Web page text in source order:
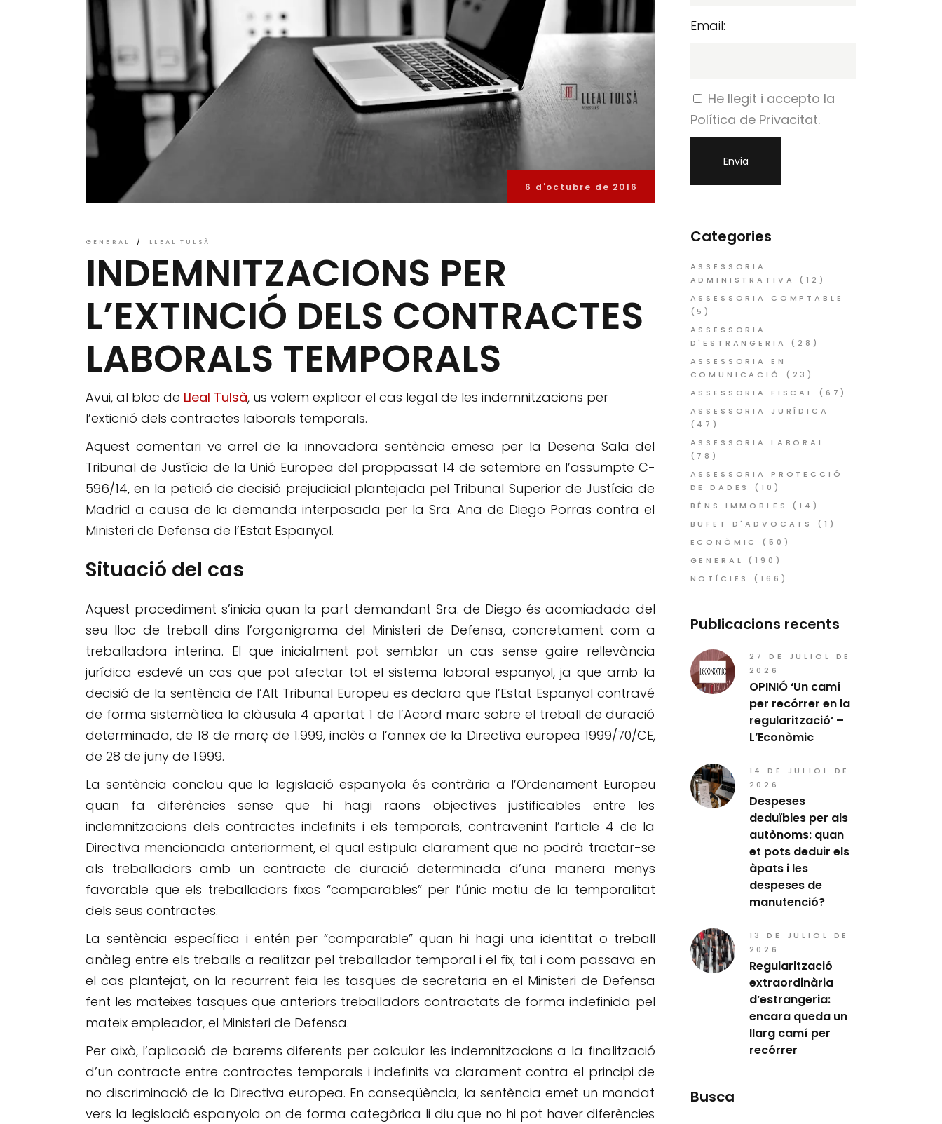
6 d'octubre de 2016
GENERAL LLEAL TULSÀ
INDEMNITZACIONS PER
L’EXTINCIÓ DELS CONTRACTES
LABORALS TEMPORALS
Avui, al bloc de Lleal Tulsà, us volem explicar el cas legal de les indemnitzacions per
l’exticnió dels contractes laborals temporals.
Aquest comentari ve arrel de la innovadora sentència emesa per la Desena Sala del
Tribunal de Justícia de la Unió Europea del proppassat 14 de setembre en l’assumpte C-
596/14, en la petició de decisió prejudicial plantejada pel Tribunal Superior de Justícia de
Madrid a causa de la demanda interposada per la Sra. Ana de Diego Porras contra el
Ministeri de Defensa de l’Estat Espanyol.
Situació del cas
Aquest procediment s’inicia quan la part demandant Sra. de Diego és acomiadada del
seu lloc de treball dins l’organigrama del Ministeri de Defensa, concretament com a
treballadora interina. El que inicialment pot semblar un cas sense gaire rellevància
jurídica esdevé un cas que pot afectar tot el sistema laboral espanyol, ja que amb la
decisió de la sentència de l’Alt Tribunal Europeu es declara que l’Estat Espanyol contravé
de forma sistemàtica la clàusula 4 apartat 1 de l’Acord marc sobre el treball de duració
determinada, de 18 de març de 1.999, inclòs a l’annex de la Directiva europea 1999/70/CE,
de 28 de juny de 1.999.
La sentència conclou que la legislació espanyola és contrària a l’Ordenament Europeu
quan fa diferències sense que hi hagi raons objectives justificables entre les
indemnitzacions dels contractes indefinits i els temporals, contravenint l’article 4 de la
Directiva mencionada anteriorment, el qual estipula clarament que no podrà tractar-se
als treballadors amb un contracte de duració determinada d’una manera menys
favorable que els treballadors fixos “comparables” per l’únic motiu de la temporalitat
dels seus contractes.
La sentència específica i entén per “comparable” quan hi hagi una identitat o treball
anàleg entre els treballs a realitzar pel treballador temporal i el fix, tal i com passava en
el cas plantejat, on la recurrent feia les tasques de secretaria en el Ministeri de Defensa
fent les mateixes tasques que anteriors treballadors contractats de forma indefinida pel
mateix empleador, el Ministeri de Defensa.
Per això, l’aplicació de barems diferents per calcular les indemnitzacions a la finalització
d’un contracte entre contractes temporals i indefinits va clarament contra el principi de
no discriminació de la Directiva europea. En conseqüència, la sentència emet un mandat
vers la legislació espanyola on de forma categòrica li diu que no hi pot haver diferències
Email:
He llegit i accepto la
Política de Privacitat.
Categories
ASSESSORIA
ADMINISTRATIVA
(12)
ASSESSORIA COMPTABLE
(5)
ASSESSORIA
D'ESTRANGERIA
(28)
ASSESSORIA EN
COMUNICACIÓ
(23)
ASSESSORIA FISCAL
(67)
ASSESSORIA JURÍDICA
(47)
ASSESSORIA LABORAL
(78)
ASSESSORIA PROTECCIÓ
DE DADES
(10)
BÉNS IMMOBLES
(14)
BUFET D'ADVOCATS
(1)
ECONÒMIC
(50)
GENERAL
(190)
NOTÍCIES
(166)
Publicacions recents
27 DE JULIOL DE
2026
OPINIÓ ‘Un camí
per recórrer en la
regularització’ –
L’Econòmic
14 DE JULIOL DE
2026
Despeses
deduïbles per als
autònoms: quan
et pots deduir els
àpats i les
despeses de
manutenció?
13 DE JULIOL DE
2026
Regularització
extraordinària
d’estrangeria:
encara queda un
llarg camí per
recórrer
Busca